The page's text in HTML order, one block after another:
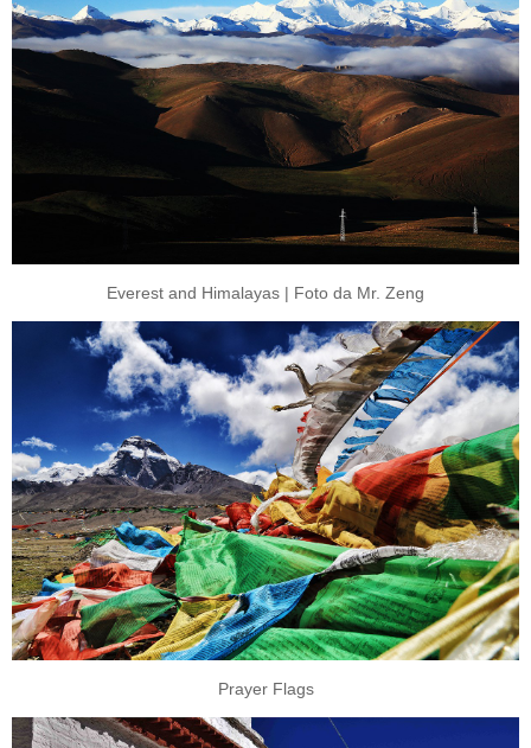
Everest and Himalayas | Foto da Mr. Zeng
Prayer Flags